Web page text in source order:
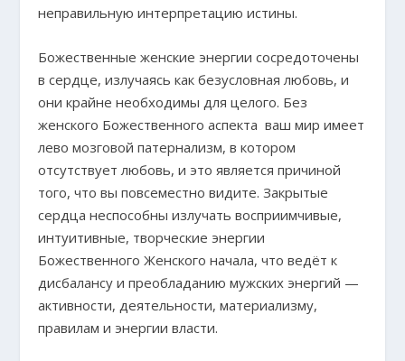
неправильную интерпретацию истины.
Божественные женские энергии сосредоточены
в сердце, излучаясь как безусловная любовь, и
они крайне необходимы для целого. Без
женского Божественного аспекта ваш мир имеет
лево мозговой патернализм, в котором
отсутствует любовь, и это является причиной
того, что вы повсеместно видите. Закрытые
сердца неспособны излучать восприимчивые,
интуитивные, творческие энергии
Божественного Женского начала, что ведёт к
дисбалансу и преобладанию мужских энергий —
активности, деятельности, материализму,
правилам и энергии власти.